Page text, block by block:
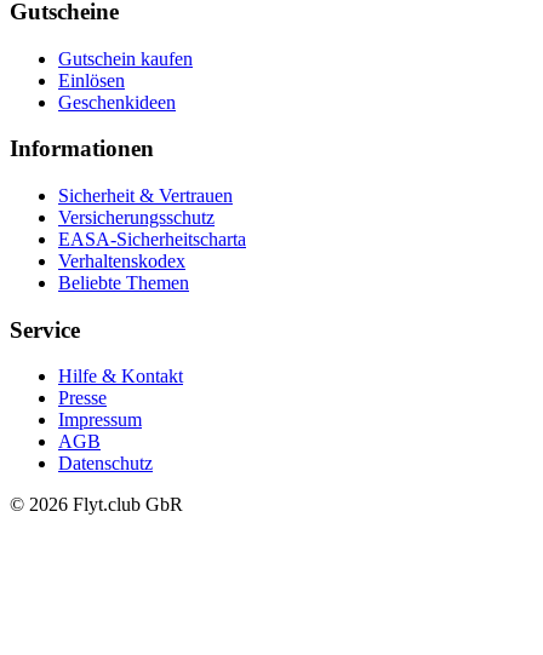
Gutscheine
Gutschein kaufen
Einlösen
Geschenkideen
Informationen
Sicherheit & Vertrauen
Versicherungsschutz
EASA-Sicherheitscharta
Verhaltenskodex
Beliebte Themen
Service
Hilfe & Kontakt
Presse
Impressum
AGB
Datenschutz
© 2026 Flyt.club GbR